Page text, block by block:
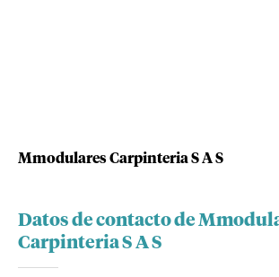
Mmodulares Carpinteria S A S
Datos de contacto de
Carpinteria S A S